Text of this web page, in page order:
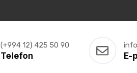
Telefon
(+994 12) 425 50 90
E-